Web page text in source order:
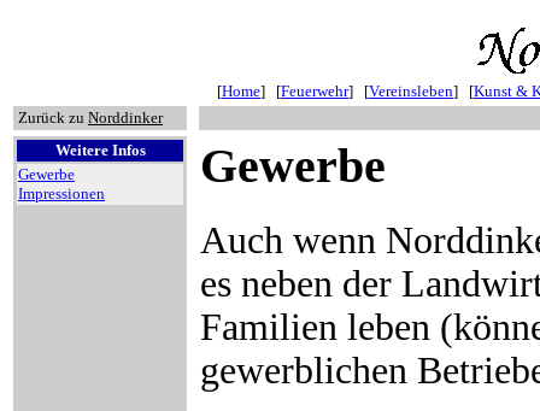
[Home] [Feuerwehr] [Vereinsleben] [Kunst &
Zurück zu Norddinker
Weitere Infos
Gewerbe
Impressionen
Gewerbe
Auch wenn
es neben der
Familien leben
gewerblichen